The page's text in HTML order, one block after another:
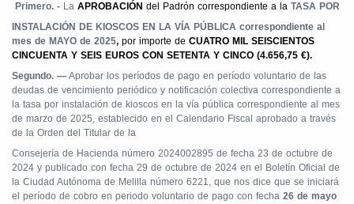
Primero. - La APROBACIÓN del Padrón correspondiente a la TASA POR
INSTALACIÓN DE KIOSCOS EN LA VÍA PÚBLICA correspondiente al
mes de MAYO de 2025, por importe de CUATRO MIL SEISCIENTOS
CINCUENTA Y SEIS EUROS CON SETENTA Y CINCO (4.656,75 €).
Segundo. — Aprobar los períodos de pago en período voluntario de las
deudas de vencimiento periódico y notificación colectiva correspondiente a
la tasa por instalación de kioscos en la vía pública correspondiente al mes
de marzo de 2025, establecido en el Calendario Fiscal aprobado a través
de la Orden del Titular de la
Consejería de Hacienda número 2024002895 de fecha 23 de octubre de
2024 y publicado con fecha 29 de octubre de 2024 en el Boletín Oficial de
la Ciudad Autónoma de Melilla número 6221, que nos dice que se iniciará
el período de cobro en periodo voluntario de pago con fecha 26 de mayo